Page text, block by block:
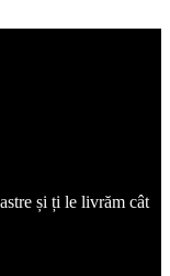
și ți le livrăm cât